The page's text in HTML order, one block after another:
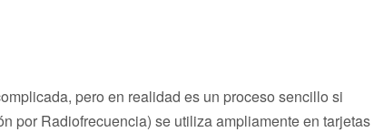
pero en realidad es un proceso sencillo si
por Radiofrecuencia) se utiliza ampliamente en tarjetas